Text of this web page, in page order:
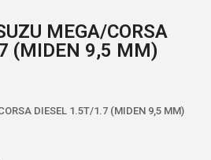
MEGA/CORSA
(MIDEN 9,5 MM)
DIESEL 1.5T/1.7 (MIDEN 9,5 MM)